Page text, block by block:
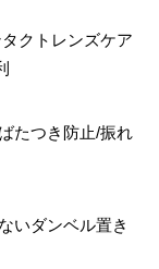
クトレンズケア
たつき防止/振れ
いダンベル置き